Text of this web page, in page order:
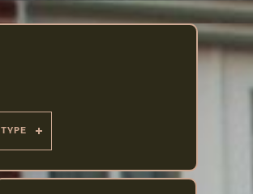
TYPE